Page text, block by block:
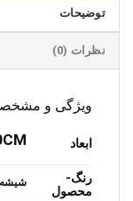
توضیحات
نظرات (0)
ویژگی و
ابعاد
رنگ-
محصول